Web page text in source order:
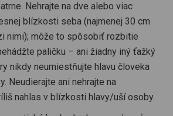
Nehrajte na dve alebo viac
blízkosti seba (najmenej 30 cm
nimi); môže to spôsobiť rozbitie
paličku – ani žiadny iný ťažký
nikdy neumiestňujte hlavu človeka
Neudierajte ani nehrajte na
nahlas v blízkosti hlavy/uší osoby.